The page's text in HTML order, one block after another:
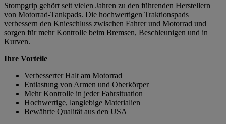
Stompgrip gehört seit vielen Jahren zu den führenden Herstellern
von Motorrad-Tankpads. Die hochwertigen Traktionspads
verbessern den Knieschluss zwischen Fahrer und Motorrad und
sorgen für mehr Kontrolle beim Bremsen, Beschleunigen und in
Kurven.
Ihre Vorteile
Verbesserter Halt am Motorrad
Entlastung von Armen und Oberkörper
Mehr Kontrolle in jeder Fahrsituation
Hochwertige, langlebige Materialien
Bewährte Qualität aus den USA